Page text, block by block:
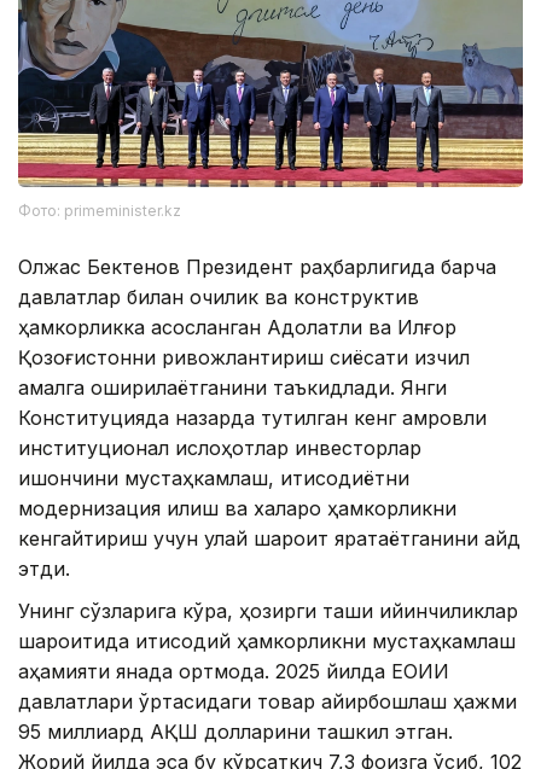
Фото: primeminister.kz
Олжас Бектенов Президент раҳбарлигида барча
давлатлар билан очиқлик ва конструктив
ҳамкорликка асосланган Адолатли ва Илғор
Қозоғистонни ривожлантириш сиёсати изчил
амалга оширилаётганини таъкидлади. Янги
Конституцияда назарда тутилган кенг қамровли
институционал ислоҳотлар инвесторлар
ишончини мустаҳкамлаш, иқтисодиётни
модернизация қилиш ва халқаро ҳамкорликни
кенгайтириш учун қулай шароит яратаётганини қайд
этди.
Унинг сўзларига кўра, ҳозирги ташқи қийинчиликлар
шароитида иқтисодий ҳамкорликни мустаҳкамлаш
аҳамияти янада ортмоқда. 2025 йилда ЕОИИ
давлатлари ўртасидаги товар айирбошлаш ҳажми
95 миллиард АҚШ долларини ташкил этган.
Жорий йилда эса бу кўрсаткич 7,3 фоизга ўсиб, 102